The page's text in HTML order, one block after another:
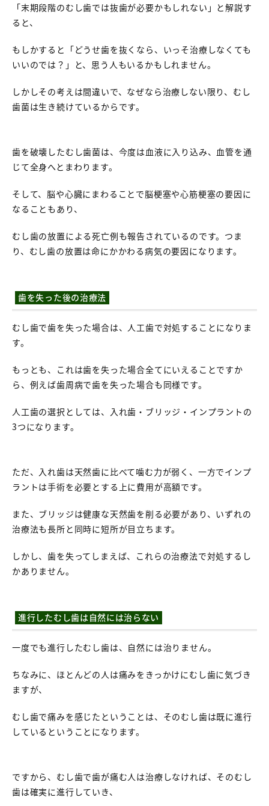
「末期段階のむし歯では抜歯が必要かもしれない」と解説す
ると、
もしかすると「どうせ歯を抜くなら、いっそ治療しなくても
いいのでは？」と、思う人もいるかもしれません。
しかしその考えは間違いで、なぜなら治療しない限り、むし
歯菌は生き続けているからです。
歯を破壊したむし歯菌は、今度は血液に入り込み、血管を通
じて全身へとまわります。
そして、脳や心臓にまわることで脳梗塞や心筋梗塞の要因に
なることもあり、
むし歯の放置による死亡例も報告されているのです。つま
り、むし歯の放置は命にかかわる病気の要因になります。
歯を失った後の治療法
むし歯で歯を失った場合は、人工歯で対処することになりま
す。
もっとも、これは歯を失った場合全てにいえることですか
ら、例えば歯周病で歯を失った場合も同様です。
人工歯の選択としては、入れ歯・ブリッジ・インプラントの
3つになります。
ただ、入れ歯は天然歯に比べて噛む力が弱く、一方でインプ
ラントは手術を必要とする上に費用が高額です。
また、ブリッジは健康な天然歯を削る必要があり、いずれの
治療法も長所と同時に短所が目立ちます。
しかし、歯を失ってしまえば、これらの治療法で対処するし
かありません。
進行したむし歯は自然には治らない
一度でも進行したむし歯は、自然には治りません。
ちなみに、ほとんどの人は痛みをきっかけにむし歯に気づき
ますが、
むし歯で痛みを感じたということは、そのむし歯は既に進行
しているということになります。
ですから、むし歯で歯が痛む人は治療しなければ、そのむし
歯は確実に進行していき、